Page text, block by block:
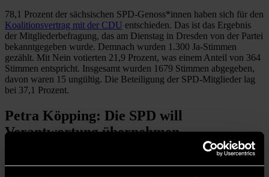
78,1 Prozent der sächsischen SPD-Genoss*innen haben sich für den
Koalitionsvertrag mit der CDU entschieden. Das ist das Ergebnis
der Mitgliederbefragung, das am Dienstag in Dresden von der Partei
bekanntgegeben wurde. Demnach wurden 1.300 Ja-Stimmen
gezählt. Mit Nein votierten 21,9 Prozent, was einem Anteil von 364
Stimmen entspricht. Insgesamt wurden 1679 Stimmen abgegeben,
davon waren 15 ungültig. Die Beteiligung der SPD-Mitglieder lag
bei 37,1 Prozent.
Petra Köpping: Die SPD will
Verantwortung übernehmen
„Das Wahlergebnis vom 1. September stellt alle demokratischen
Kräfte in Sachsen vor große Herausforderungen“, erklärteSPD-